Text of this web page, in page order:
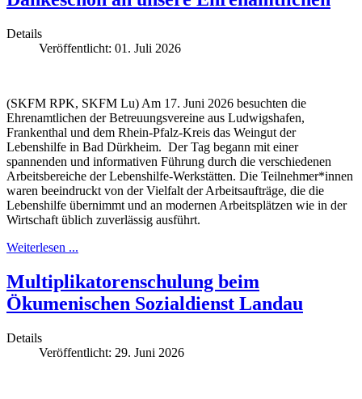
Details
Veröffentlicht: 01. Juli 2026
(SKFM RPK, SKFM Lu) Am 17. Juni 2026 besuchten die
Ehrenamtlichen der Betreuungsvereine aus Ludwigshafen,
Frankenthal und dem Rhein-Pfalz-Kreis das Weingut der
Lebenshilfe in Bad Dürkheim. Der Tag begann mit einer
spannenden und informativen Führung durch die verschiedenen
Arbeitsbereiche der Lebenshilfe-Werkstätten. Die Teilnehmer*innen
waren beeindruckt von der Vielfalt der Arbeitsaufträge, die die
Lebenshilfe übernimmt und an modernen Arbeitsplätzen wie in der
Wirtschaft üblich zuverlässig ausführt.
Weiterlesen ...
Multiplikatorenschulung beim
Ökumenischen Sozialdienst Landau
Details
Veröffentlicht: 29. Juni 2026